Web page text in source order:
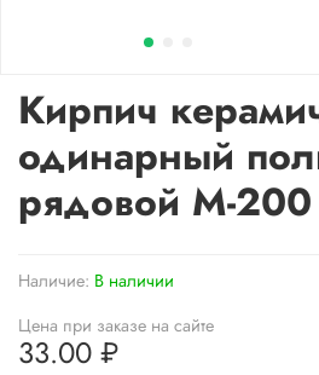
Наличие: В наличии
Кирпич
одинарный
рядовой М-200
Цена при заказе на сайте
33.00 ₽